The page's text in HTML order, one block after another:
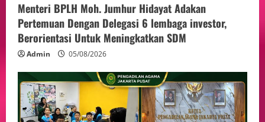
Menteri BPLH Moh. Jumhur Hidayat Adakan
Pertemuan Dengan Delegasi 6 lembaga investor,
Berorientasi Untuk Meningkatkan SDM
Admin 05/08/2026